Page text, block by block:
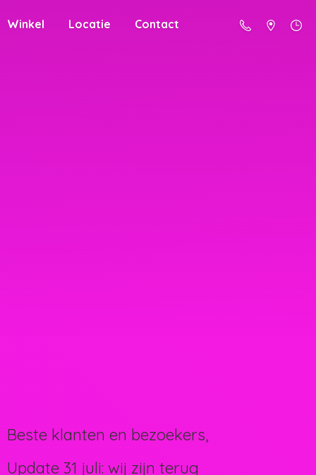
Winkel Locatie Contact
Beste klanten en bezoekers,
Update 31 juli: wij zijn terug